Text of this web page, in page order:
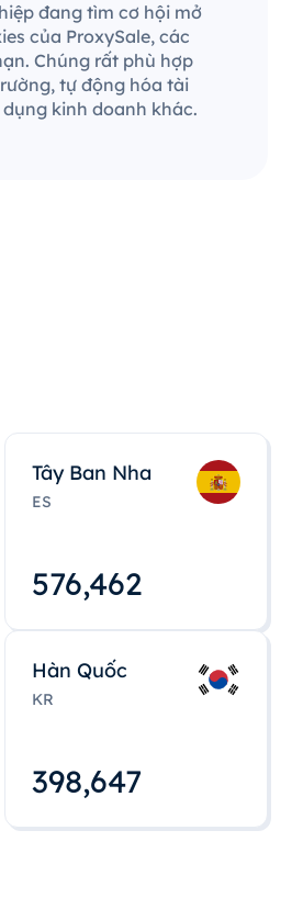
đang tìm cơ hội mở
của ProxySale, các
Chúng rất phù hợp
tự động hóa tài
kinh doanh khác.
Tây Ban Nha
ES
576,463
Hàn Quốc
KR
398,648